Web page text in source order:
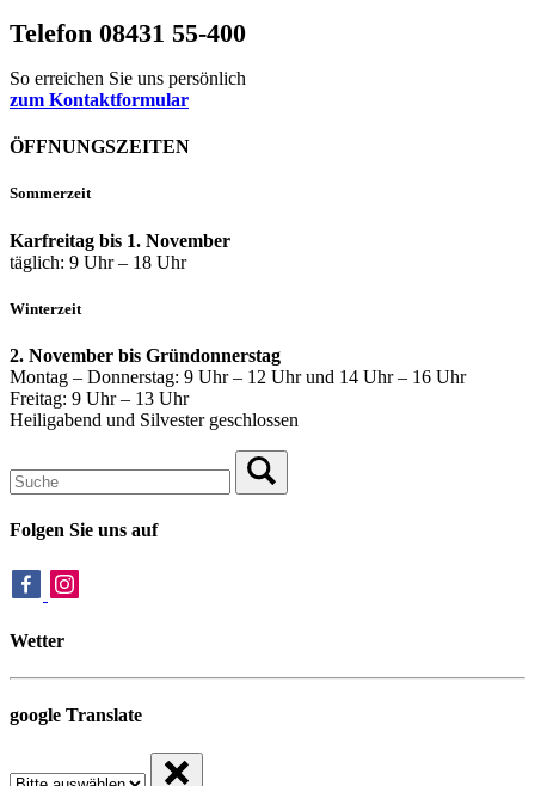
Telefon 08431 55-400
So erreichen Sie uns persönlich
zum Kontaktformular
ÖFFNUNGSZEITEN
Sommerzeit
Karfreitag bis 1. November
täglich: 9 Uhr – 18 Uhr
Winterzeit
2. November bis Gründonnerstag
Montag – Donnerstag: 9 Uhr – 12 Uhr und 14 Uhr – 16 Uhr
Freitag: 9 Uhr – 13 Uhr
Heiligabend und Silvester geschlossen
Folgen Sie uns auf
Wetter
google Translate